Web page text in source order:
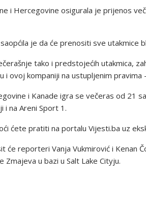
i Hercegovine osigurala je prijenos
je da će prenositi sve utakmice
tako i predstojećih utakmica,
i ovoj kompaniji na ustupljenim pravima
i Kanade igra se večeras od 21
i na Areni Sport 1.
ćete pratiti na portalu Vijesti.ba uz
će reporteri Vanja Vukmirović i Kenan
u bazi u Salt Lake Cityju.